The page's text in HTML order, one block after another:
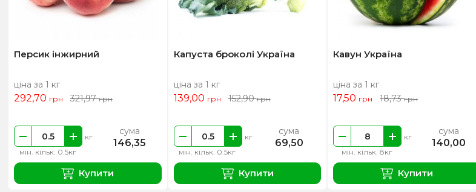
Персик інжирний
ціна за 1 кг
292,70 грн 321,97грн
мін. кільк. 0.5кг
кг сума
146,35
Купити
Капуста броколі Україна
ціна за 1 кг
139,00 грн 152,90грн
мін. кільк. 0.5кг
кг сума
69,50
Купити
Кавун Україна
ціна за 1 кг
17,50 грн 18,73грн
мін. кільк. 8кг
кг сума
140,00
Купити